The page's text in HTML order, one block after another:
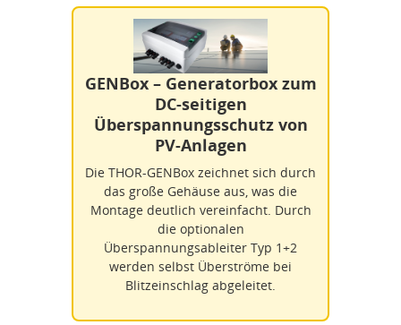
GENBox – Generatorbox zum
DC-seitigen
Überspannungsschutz von
PV-Anlagen
Die THOR-GENBox zeichnet sich durch
das große Gehäuse aus, was die
Montage deutlich vereinfacht. Durch
die optionalen
Überspannungsableiter Typ 1+2
werden selbst Überströme bei
Blitzeinschlag abgeleitet.